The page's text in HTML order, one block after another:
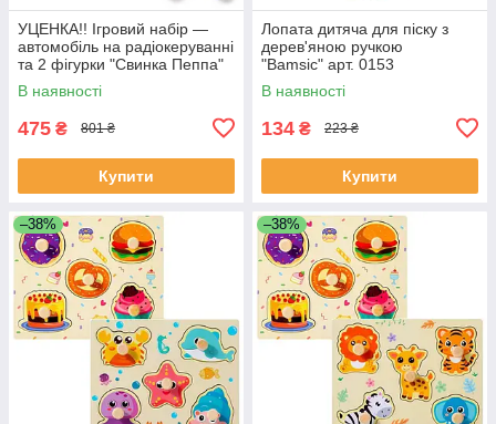
УЦЕНКА!! Ігровий набір —
автомобіль на радіокеруванні
та 2 фігурки "Свинка Пеппа"
(Peppa Pig) арт. 000-1
В наявності
475 ₴ 801 ₴
Купити
Лопата дитяча для піску з
дерев'яною ручкою
"Bamsic" арт. 0153
В наявності
134 ₴ 223 ₴
Купити
–38% –38%